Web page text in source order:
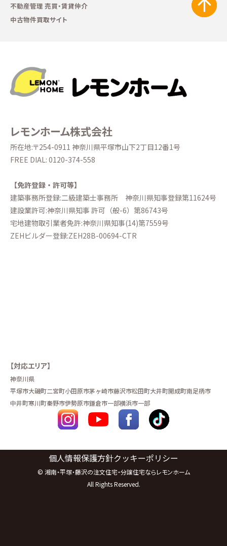
不動産管理 売買・賃貸仲介
中古物件買取サイト
レモンホーム株式会社
所在地:〒254-0911 神奈川県平塚市山下2丁目12番1号
FREE DIAL: 0120-374-558
【免許登録・許可等】
建築事務所登録:二級建築士事務所 神奈川県知事登録第11624号
建設業許可:神奈川県知事 許可（般-6）第86743号
宅地建物取引業者免許:神奈川県知事(14)第7559号
ZEHビルダー登録:ZEH28B-00694-CTR
【対応エリア】
神奈川県
平塚市大磯町二宮町小田原市茅ヶ崎市藤沢市松田町大井町開成町南足柄市
中井町寒川町秦野市伊勢原市鎌倉市一部横浜市一部
個人情報保護方針クッキーポリシー
© 湘南・平塚・藤沢の注文住宅・分譲住宅ならレモンホーム
All Rights Reserved.